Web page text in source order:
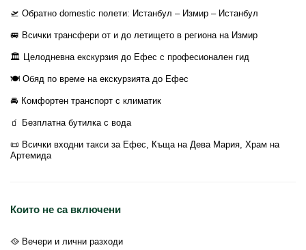
🛫 Обратно domestic полети: Истанбул – Измир – Истанбул
🚐 Всички трансфери от и до летището в региона на Измир
🏛️ Целодневна екскурзия до Ефес с професионален гид
🍽️ Обяд по време на екскурзията до Ефес
🚘 Комфортен транспорт с климатик
🧃 Безплатна бутилка с вода
📜 Всички входни такси за Ефес, Къща на Дева Мария, Храм на
Артемида
Които не са включени
🥘 Вечери и лични разходи